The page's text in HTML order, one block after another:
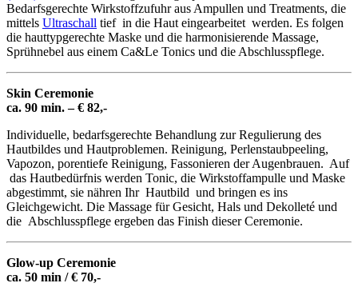
Bedarfsgerechte Wirkstoffzufuhr aus Ampullen und Treatments, die
mittels Ultraschall tief in die Haut eingearbeitet werden. Es folgen
die hauttypgerechte Maske und die harmonisierende Massage,
Sprühnebel aus einem Ca&Le Tonics und die Abschlusspflege.
Skin Ceremonie
ca. 90 min. – € 82,-
Individuelle, bedarfsgerechte Behandlung zur Regulierung des
Hautbildes und Hautproblemen. Reinigung, Perlenstaubpeeling,
Vapozon, porentiefe Reinigung, Fassonieren der Augenbrauen. Auf
das Hautbedürfnis werden Tonic, die Wirkstoffampulle und Maske
abgestimmt, sie nähren Ihr Hautbild und bringen es ins
Gleichgewicht. Die Massage für Gesicht, Hals und Dekolleté und
die Abschlusspflege ergeben das Finish dieser Ceremonie.
Glow-up Ceremonie
ca. 50 min / € 70,-